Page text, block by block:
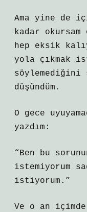
Ama yine de
kadar
hep eksik
yola çıkmak
düşündüm.
O gece
yazdım:
“Ben bu
istemiyorum
istiyorum.”
Ve o an